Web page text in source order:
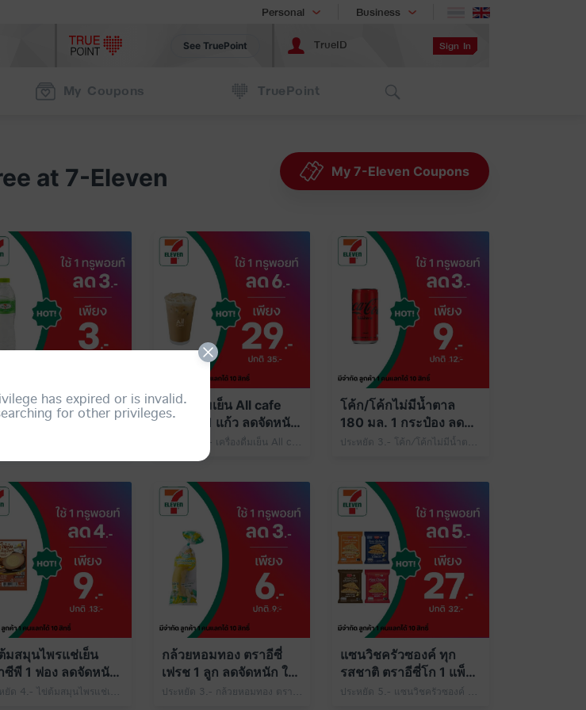
Personal
Shopping Business
เทรนด์เทคโนโลยี
See TruePoint TrueID Sign In
My Coupons TruePoint
at 7-Eleven
มเซเว่นซีเล็ค 600
1 ขวด ลดจัดหนัก ใช้
เครื่องดื่มเย็น All cafe
Size M 1 แก้ว ลดจัดหนัก
ใช้ 1 ทรูพอยท์
ประหยัด 6.- เครื่องดื่มเย็น All cafe Size M 1 แก้ว เพียง 29.- ปกติ 35.- ใช้ 1 ทรูพอยท์
โค้ก/โค้กไม่มีน้ำตาล
180 มล. 1 กระป๋อง ลดจัด
หนัก ใช้ 1 ทรูพอยท์
ประหยัด 3.- โค้ก/โค้กไม่มีน้ำตาล 180 มล. 1 กระป๋อง เพียง 9.- ปกติ 12.- ใช้ 1 ทรูพอยท์
มสมุนไพรแช่เย็น
ซีพี 1 ฟอง ลดจัดหนัก
ทรูพอยท์
ประหยัด 4.- ไข่ต้มสมุนไพรแช่เย็น ตราซีพี 1 ฟอง เพียง 9.- ปกติ 13.- ใช้ 1 ทรูพอยท์
กล้วยหอมทอง ตราอีซี่
เฟรช 1 ลูก ลดจัดหนัก ใช้
1 ทรูพอยท์
ประหยัด 3.- กล้วยหอมทอง ตราอีซี่เฟรช 1 ลูก เพียง 6.- ปกติ 9.- ใช้ 1 ทรูพอยท์
แซนวิชครัวซองค์ ทุก
รสชาติ ตราอีซี่โก 1 แพ็ก
ลดจัดหนัก ใช้ 1 ทรูพอยท์ประหยัด 5.- แซนวิชครัวซองค์ ทุกรสชาติ ตราอีซี่โก 1 แพ็ก เพียง 27.- ปกติ 32.- ใช้ 1 ทรูพอยท์
My 7-Eleven Coupons
has expired or is invalid.
for other privileges.